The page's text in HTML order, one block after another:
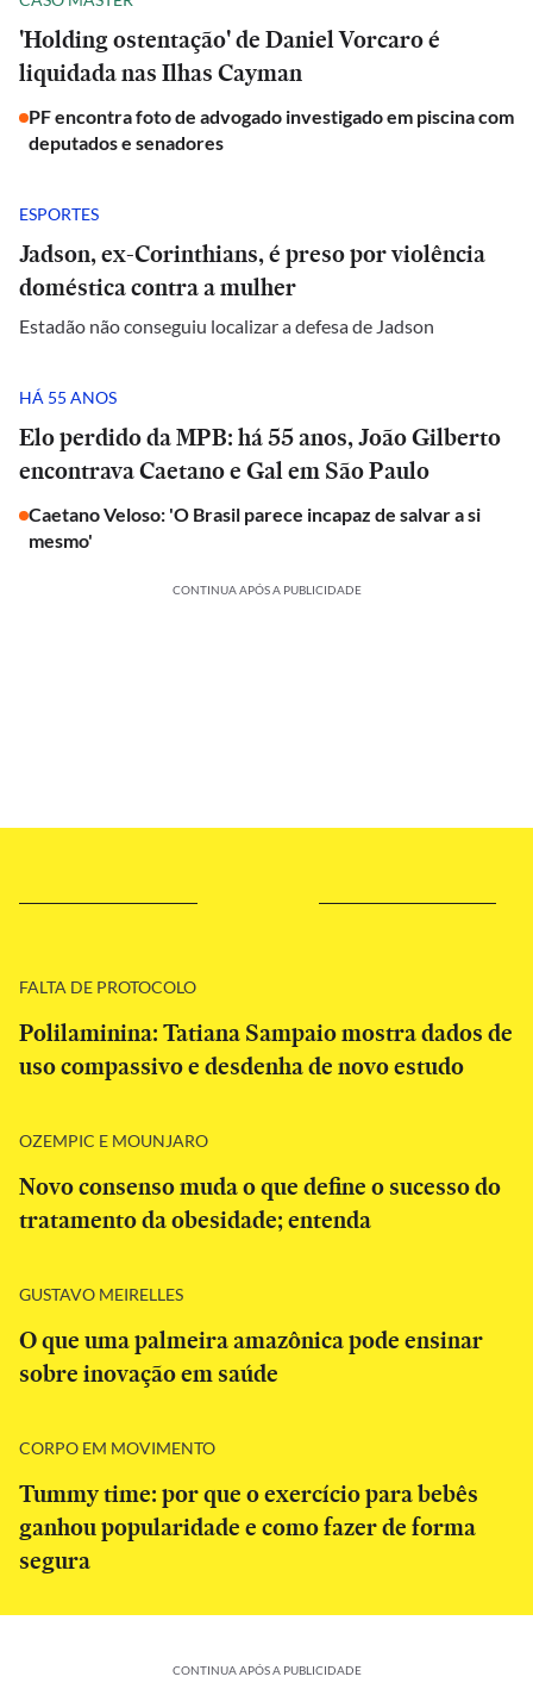
'Holding ostentação' de Daniel Vorcaro é
liquidada nas Ilhas Cayman
PF encontra foto de advogado investigado em piscina com
deputados e senadores
ESPORTES
Jadson, ex-Corinthians, é preso por violência
doméstica contra a mulher
Estadão não conseguiu localizar a defesa de Jadson
HÁ 55 ANOS
Elo perdido da MPB: há 55 anos, João Gilberto
encontrava Caetano e Gal em São Paulo
Caetano Veloso: 'O Brasil parece incapaz de salvar a si
mesmo'
CONTINUA APÓS A PUBLICIDADE
FALTA DE PROTOCOLO
Polilaminina: Tatiana Sampaio mostra dados de
uso compassivo e desdenha de novo estudo
OZEMPIC E MOUNJARO
Novo consenso muda o que define o sucesso do
tratamento da obesidade; entenda
GUSTAVO MEIRELLES
O que uma palmeira amazônica pode ensinar
sobre inovação em saúde
CORPO EM MOVIMENTO
Tummy time: por que o exercício para bebês
ganhou popularidade e como fazer de forma
segura
CONTINUA APÓS A PUBLICIDADE